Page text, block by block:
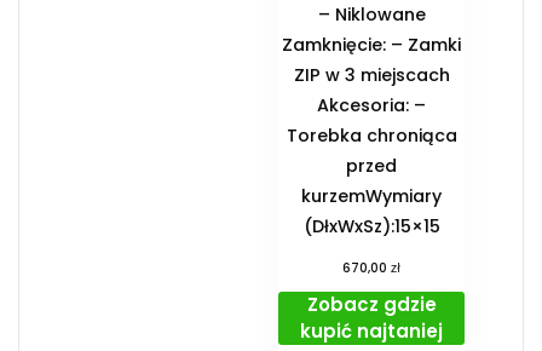
– Niklowane
Zamknięcie: – Zamki
ZIP w 3 miejscach
Akcesoria: –
Torebka chroniąca
przed
kurzemWymiary
(DłxWxSz):15×15
670,00zł
Zobacz gdzie
kupić najtaniej